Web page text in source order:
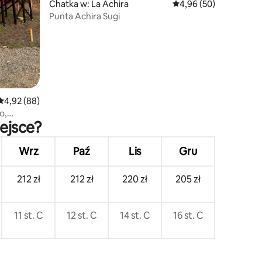
ocena: 4,92 na 5, liczba recenzji: 88
4,92 (88)
Chatka w: La Achira Średnia ocena: 4,96
4,96 (50)
Punta Achira Sugi
Wrz Paź Lis Gru
212 zł 212 zł 220 zł 205 zł
11 st. C 12 st. C 14 st. C 16 st. C